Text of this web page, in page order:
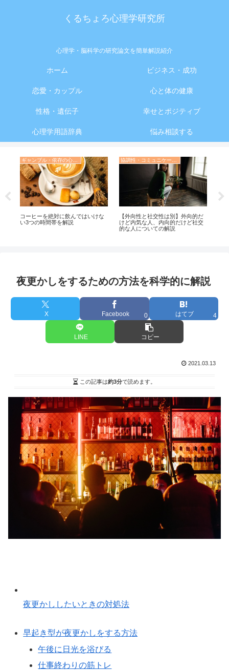
くるちょろ心理学研究所
心理学・脳科学の研究論文を簡単解説紹介
ホーム ビジネス・成功
恋愛・カップル 心と体の健康
性格・遺伝子 幸せとポジティブ
心理学用語辞典 悩み相談する
ギャンブル・依存の心理学
コーヒーを絶対に飲んではいけな
い3つの時間帯を解説
【外向性と社交性は別】外向的だ
けど内気な人、内向的だけど社交
的な人についての解説
夜更かしをするための方法を科学的に解説
X Facebook 0 はてブ 4
LINE コピー
2021.03.13
この記事は約3分で読めます。
夜更かししたいときの対処法
早起き型が夜更かしをする方法
午後に日光を浴びる
仕事終わりの筋トレ